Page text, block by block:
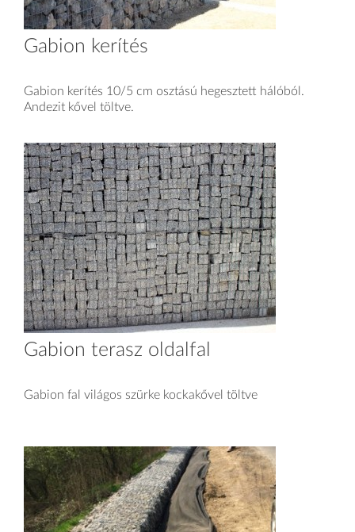
Gabion kerítés
Gabion kerítés 10/5 cm osztású hegesztett hálóból.
Andezit kővel töltve.
Gabion terasz oldalfal
Gabion fal világos szürke kockakővel töltve